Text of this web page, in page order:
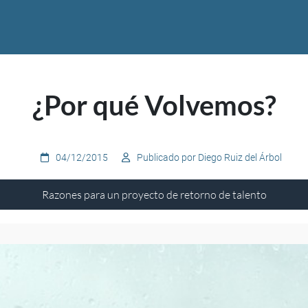
¿Por qué Volvemos?
04/12/2015 Publicado por Diego Ruiz del Árbol
Razones para un proyecto de retorno de talento